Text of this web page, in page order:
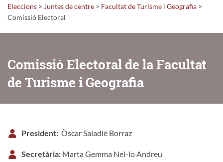
Eleccions > Juntes de centre > Facultat de Turisme i Geografia >
Comissió Electoral
Comissió Electoral de la Facultat
de Turisme i Geografia
President: Òscar Saladié Borraz
Secretària: Marta Gemma Nel-lo Andreu